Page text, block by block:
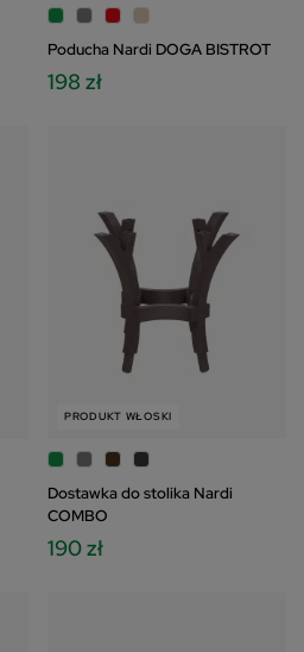
Poducha Nardi DOGA BISTROT
198 zł
PRODUKT WŁOSKI
Dostawka do stolika Nardi
COMBO
190 zł